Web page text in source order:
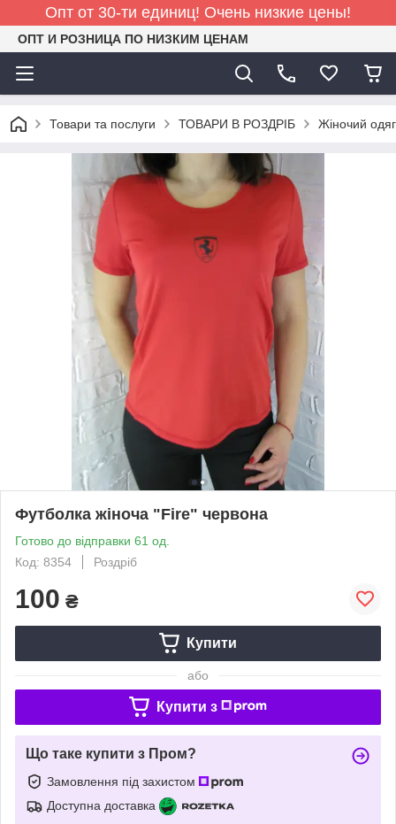
Опт от 30-ти единиц! Очень низкие цены!
ОПТ И РОЗНИЦА ПО НИЗКИМ ЦЕНАМ
Товари та послуги ТОВАРИ В РОЗДРІБ Жіночий одяг
Футболка жіноча "Fire" червона
Готово до відправки 61 од.
Код: 8354
Роздріб
100 ₴
Купити
або
Купити з
Що таке купити з Пром?
Замовлення під захистом
Доступна доставка